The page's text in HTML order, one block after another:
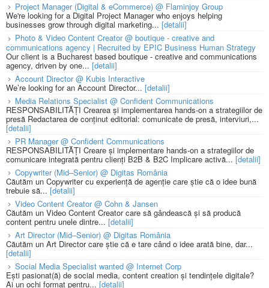
Project Manager (Digital & eCommerce) @ Flaminjoy Group
We're looking for a Digital Project Manager who enjoys helping
businesses grow through digital marketing... [detalii]
Photo & Video Content Creator @ boutique - creative and
communications agency | Recruited by EPIC Business Human Strategy
Our client is a Bucharest based boutique - creative and communications
agency, driven by one... [detalii]
Account Director @ Kubis Interactive
We’re looking for an Account Director... [detalii]
Media Relations Specialist @ Confident Communications
RESPONSABILITĂȚI Crearea și implementarea hands-on a strategiilor de
presă Redactarea de conținut editorial: comunicate de presă, interviuri,...
[detalii]
PR Manager @ Confident Communications
RESPONSABILITĂȚI Creare și implementare hands-on a strategiilor de
comunicare integrată pentru clienți B2B & B2C Implicare activă... [detalii]
Copywriter (Mid–Senior) @ Digitas România
Căutăm un Copywriter cu experiență de agenție care știe că o idee bună
trebuie să... [detalii]
Video Content Creator @ Cohn & Jansen
Căutăm un Video Content Creator care să gândească și să producă
content pentru unele dintre... [detalii]
Art Director (Mid–Senior) @ Digitas România
Căutăm un Art Director care știe că e tare când o idee arată bine, dar...
[detalii]
Social Media Specialist wanted @ Internet Corp
Ești pasionat(ă) de social media, content creation și tendințele digitale?
Ai un ochi format pentru... [detalii]